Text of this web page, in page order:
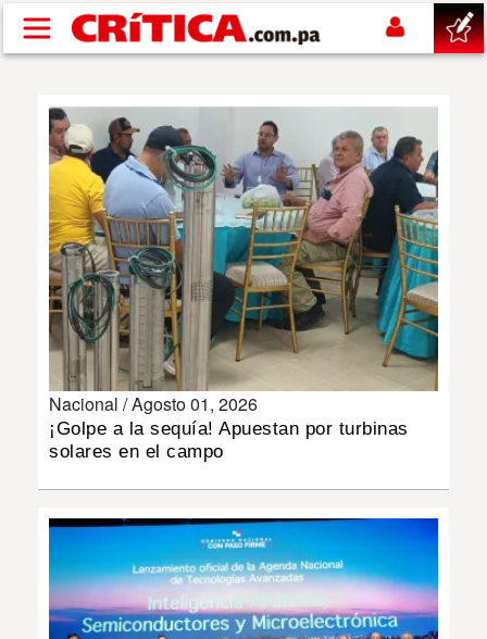
Pasar al contenido principal
SUCESOS
NACIONAL
POLÍTICA
SHOW
DEPORTES
INSÓLITAS
MULTIMEDIA
Nacional /Agosto 01, 2026
¡Golpe a la sequía! Apuestan por turbinas
solares en el campo